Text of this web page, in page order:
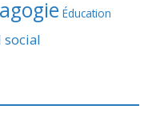
Éducation
social